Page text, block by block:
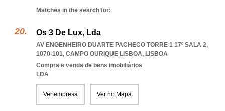
Matches in the search for:
Os 3 De Lux, Lda
AV ENGENHEIRO DUARTE PACHECO TORRE 1 17º SALA 2,
1070-101, CAMPO OURIQUE LISBOA, LISBOA
Compra e venda de bens imobiliários
LDA
Ver empresa Ver no Mapa